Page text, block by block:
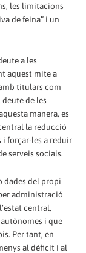
les limitacions
de feina” i un
a les
aquest mite a
titulars com
deute de les
manera, es
la reducció
i forçar-les a reduir
serveis socials.
dades del propi
administració
central,
i que
Per tant, en
al dèficit i al